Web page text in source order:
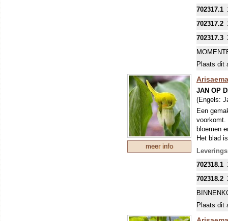
702317.1
702317.2
702317.3
Plaats dit
meer info
JAN OP
(Engels:
Een
voorkomt.
bloemen
Het blad
jonge
702318.1
702318.2
Plaats dit